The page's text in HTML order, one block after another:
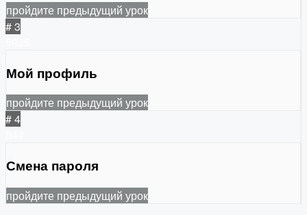
пройдите предыдущий урок
# 3
Мой профиль
пройдите предыдущий урок
# 4
Смена пароля
пройдите предыдущий урок